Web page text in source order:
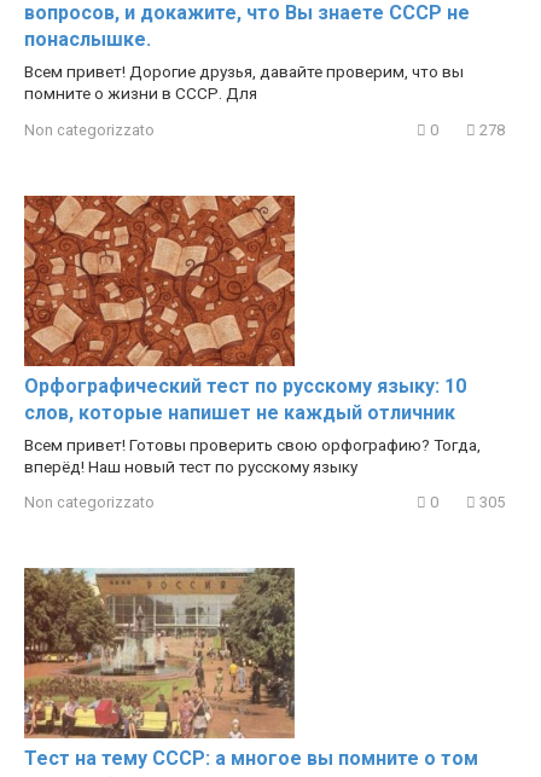
вопросов, и докажите, что Вы знаете СССР не
понаслышке.
Всем привет! Дорогие друзья, давайте проверим, что вы
помните о жизни в СССР. Для
Non categorizzato 0 278
Орфографический тест по русскому языку: 10
слов, которые напишет не каждый отличник
Всем привет! Готовы проверить свою орфографию? Тогда,
вперёд! Наш новый тест по русскому языку
Non categorizzato 0 305
Тест на тему СССР: а многое вы помните о том